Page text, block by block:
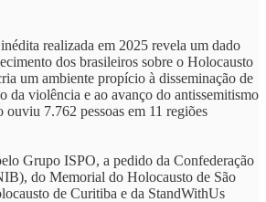
realizada em 2025 revela um dado
dos brasileiros sobre o Holocausto
um ambiente propício à disseminação de
da violência e ao avanço do antissemitismo
ouviu 7.762 pessoas em 11 regiões
Grupo ISPO, a pedido da Confederação
do Memorial do Holocausto de São
de Curitiba e da StandWithUs